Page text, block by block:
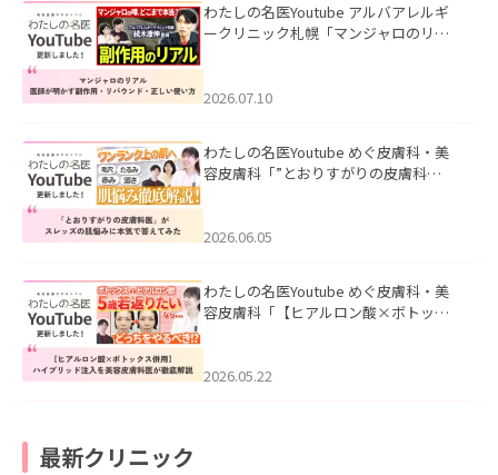
わたしの名医Youtube アルバアレルギ
ークリニック札幌「マンジャロのリア
た。
2026.07.10
わたしの名医Youtube めぐ皮膚科・美
容皮膚科「”とおりすがりの皮膚科
2026.06.05
わたしの名医Youtube めぐ皮膚科・美
容皮膚科「【ヒアルロン酸×ボトック
た。
2026.05.22
最新クリニック